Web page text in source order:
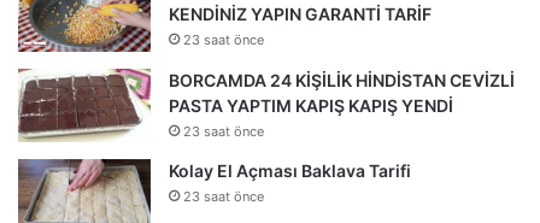
KENDİNİZ YAPIN GARANTİ TARİF
23 saat önce
BORCAMDA 24 KİŞİLİK HİNDİSTAN CEVİZLİ
PASTA YAPTIM KAPIŞ KAPIŞ YENDİ
23 saat önce
Kolay El Açması Baklava Tarifi
23 saat önce